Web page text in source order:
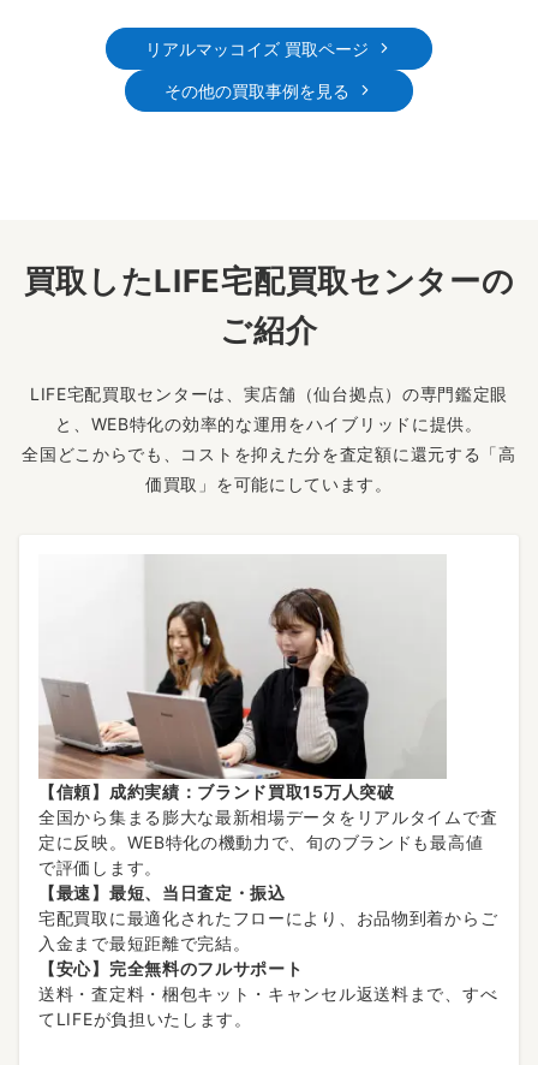
リアルマッコイズ 買取ページ
その他の買取事例を見る
買取したLIFE宅配買取センターの
ご紹介
LIFE宅配買取センターは、実店舗（仙台拠点）の専門鑑定眼
と、WEB特化の効率的な運用をハイブリッドに提供。
全国どこからでも、コストを抑えた分を査定額に還元する「高
価買取」を可能にしています。
【信頼】成約実績：ブランド買取15万人突破
全国から集まる膨大な最新相場データをリアルタイムで査
定に反映。WEB特化の機動力で、旬のブランドも最高値
で評価します。
【最速】最短、当日査定・振込
宅配買取に最適化されたフローにより、お品物到着からご
入金まで最短距離で完結。
【安心】完全無料のフルサポート
送料・査定料・梱包キット・キャンセル返送料まで、すべ
てLIFEが負担いたします。